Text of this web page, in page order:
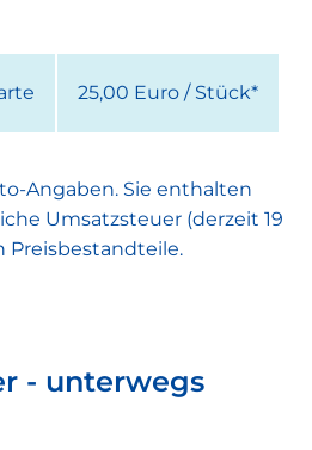
25,00 Euro / Stück*
Angaben. Sie enthalten
Umsatzsteuer (derzeit 19
Preisbestandteile.
- unterwegs